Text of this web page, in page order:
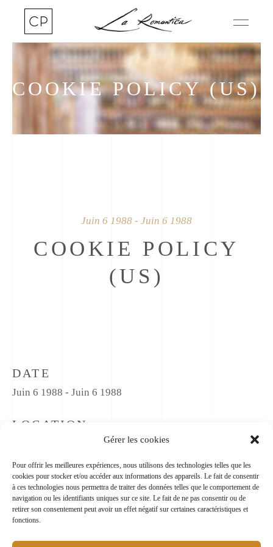
Gérer les cookies
Pour offrir les meilleures expériences, nous utilisons des technologies telles que les
cookies pour stocker et/ou accéder aux informations des appareils. Le fait de consentir
à ces technologies nous permettra de traiter des données telles que le comportement de
navigation ou les identifiants uniques sur ce site. Le fait de ne pas consentir ou de
retirer son consentement peut avoir un effet négatif sur certaines caractéristiques et
fonctions.
COOKIE POLICY (US)
Juin 6 1988 - Juin 6 1988
COOKIE POLICY
(US)
DATE
Juin 6 1988 - Juin 6 1988
LOCATION